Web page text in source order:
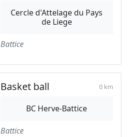
Cercle d'Attelage du Pays
de Liege
Battice
Basket ball 0 km
BC Herve-Battice
Battice